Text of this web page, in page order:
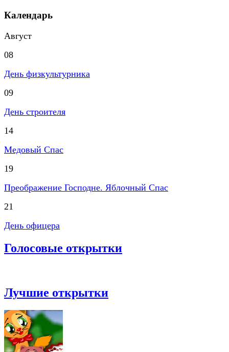
Календарь
Август
08
День физкультурника
09
День строителя
14
Медовый Спас
19
Преображение Господне. Яблочный Спас
21
День офицера
Голосовые открытки
Лучшие открытки